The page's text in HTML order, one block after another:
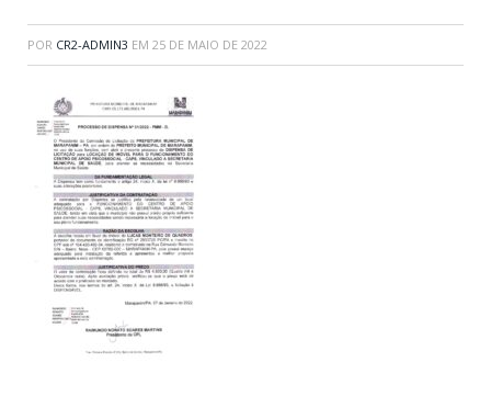
POR CR2-ADMIN3 EM 25 DE MAIO DE 2022